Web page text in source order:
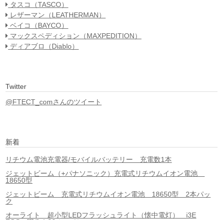
タスコ（TASCO）
レザーマン（LEATHERMAN）
ベイコ（BAYCO）
マックスペディション（MAXPEDITION）
ディアブロ（Diablo）
Twitter
@FTECT_comさんのツイート
新着
リチウム電池充電器/モバイルバッテリー 充電数1本
ジェットビーム（+パナソニック）充電式リチウムイオン電池
18650型
ジェットビーム 充電式リチウムイオン電池 18650型 2本パッ
ク
オーライト 超小型LEDフラッシュライト（懐中電灯） i3E